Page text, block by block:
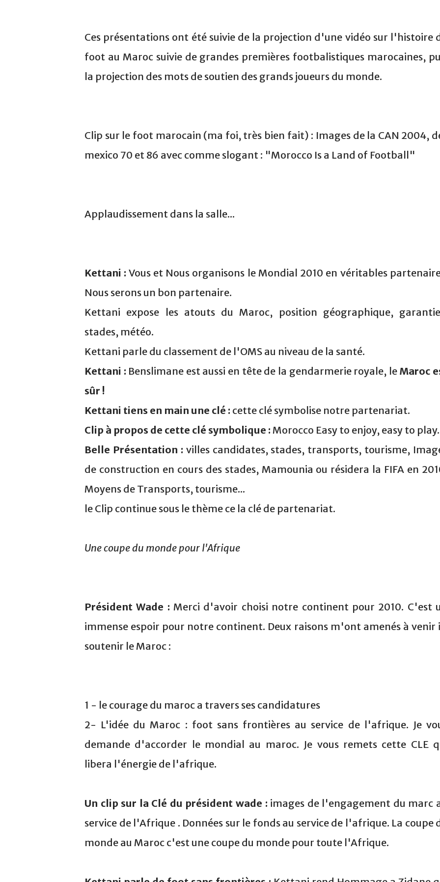
Ces présentations ont été suivie de la projection d'une vidéo sur l'histoire
foot au Maroc suivie de grandes premières footbalistiques marocaines,
la projection des mots de soutien des grands joueurs du monde.
Clip sur le foot marocain (ma foi, très bien fait) : Images de la CAN 2004,
mexico 70 et 86 avec comme slogant : "Morocco Is a Land of Football"
Applaudissement dans la salle...
Kettani : Vous et Nous organisons le Mondial 2010 en véritables
Nous serons un bon partenaire.
Kettani expose les atouts du Maroc, position géographique,
stades, météo.
Kettani parle du classement de l'OMS au niveau de la santé.
Kettani : Benslimane est aussi en tête de la gendarmerie royale, le Maroc
sûr !
Kettani tiens en main une clé : cette clé symbolise notre partenariat.
Clip à propos de cette clé symbolique : Morocco Easy to enjoy, easy to play.
Belle Présentation : villes candidates, stades, transports, tourisme,
de construction en cours des stades, Mamounia ou résidera la FIFA en
Moyens de Transports, tourisme...
le Clip continue sous le thème ce la clé de partenariat.
Une coupe du monde pour l'Afrique
Président Wade : Merci d'avoir choisi notre continent pour 2010. C'est
immense espoir pour notre continent. Deux raisons m'ont amenés à venir
soutenir le Maroc :
1 - le courage du maroc a travers ses candidatures
2- L'idée du Maroc : foot sans frontières au service de l'afrique. Je
demande d'accorder le mondial au maroc. Je vous remets cette CLE
libera l'énergie de l'afrique.
Un clip sur la Clé du président wade : images de l'engagement du marc
service de l'Afrique . Données sur le fonds au service de l'afrique. La coupe
monde au Maroc c'est une coupe du monde pour toute l'Afrique.